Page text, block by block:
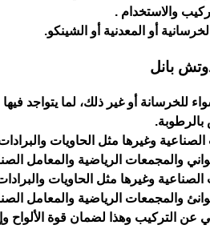
والاستخدام .
أو المعدنية أو الشينكو.
بانل
للخرسانة أو غير ذلك، لما يتواجد
وغيرها مثل الحاويات والبرادات
والمجمعات الرياضية والمعامل
وغيرها مثل الحاويات والبرادات
والمجمعات الرياضية والمعامل
عن التركيب وهذا لضمان قوة الألواح